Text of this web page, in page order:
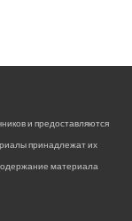
и предоставляются
принадлежат их
материала